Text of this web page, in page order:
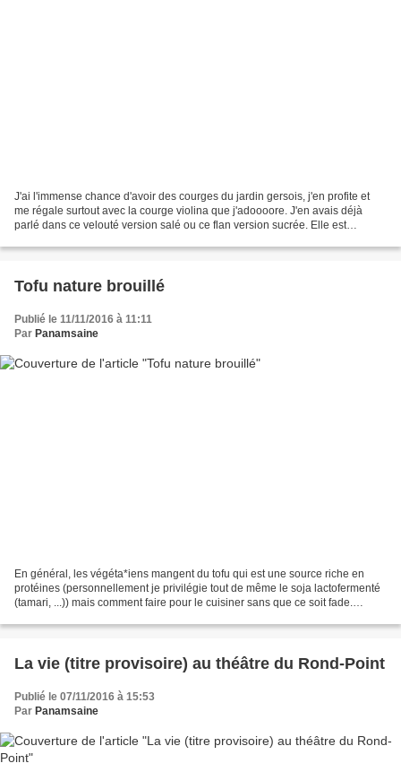
J'ai l'immense chance d'avoir des courges du jardin gersois, j'en profite et
me régale surtout avec la courge violina que j'adoooore. J'en avais déjà
parlé dans ce velouté version salé ou ce flan version sucrée. Elle est
Tofu nature brouillé
Publié le 11/11/2016 à 11:11
Par Panamsaine
En général, les végéta*iens mangent du tofu qui est une source riche en
protéines (personnellement je privilégie tout de même le soja lactofermenté
(tamari, ...)) mais comment faire pour le cuisiner sans que ce soit fade.
La vie (titre provisoire) au théâtre du Rond-Point
Publié le 07/11/2016 à 15:53
Par Panamsaine